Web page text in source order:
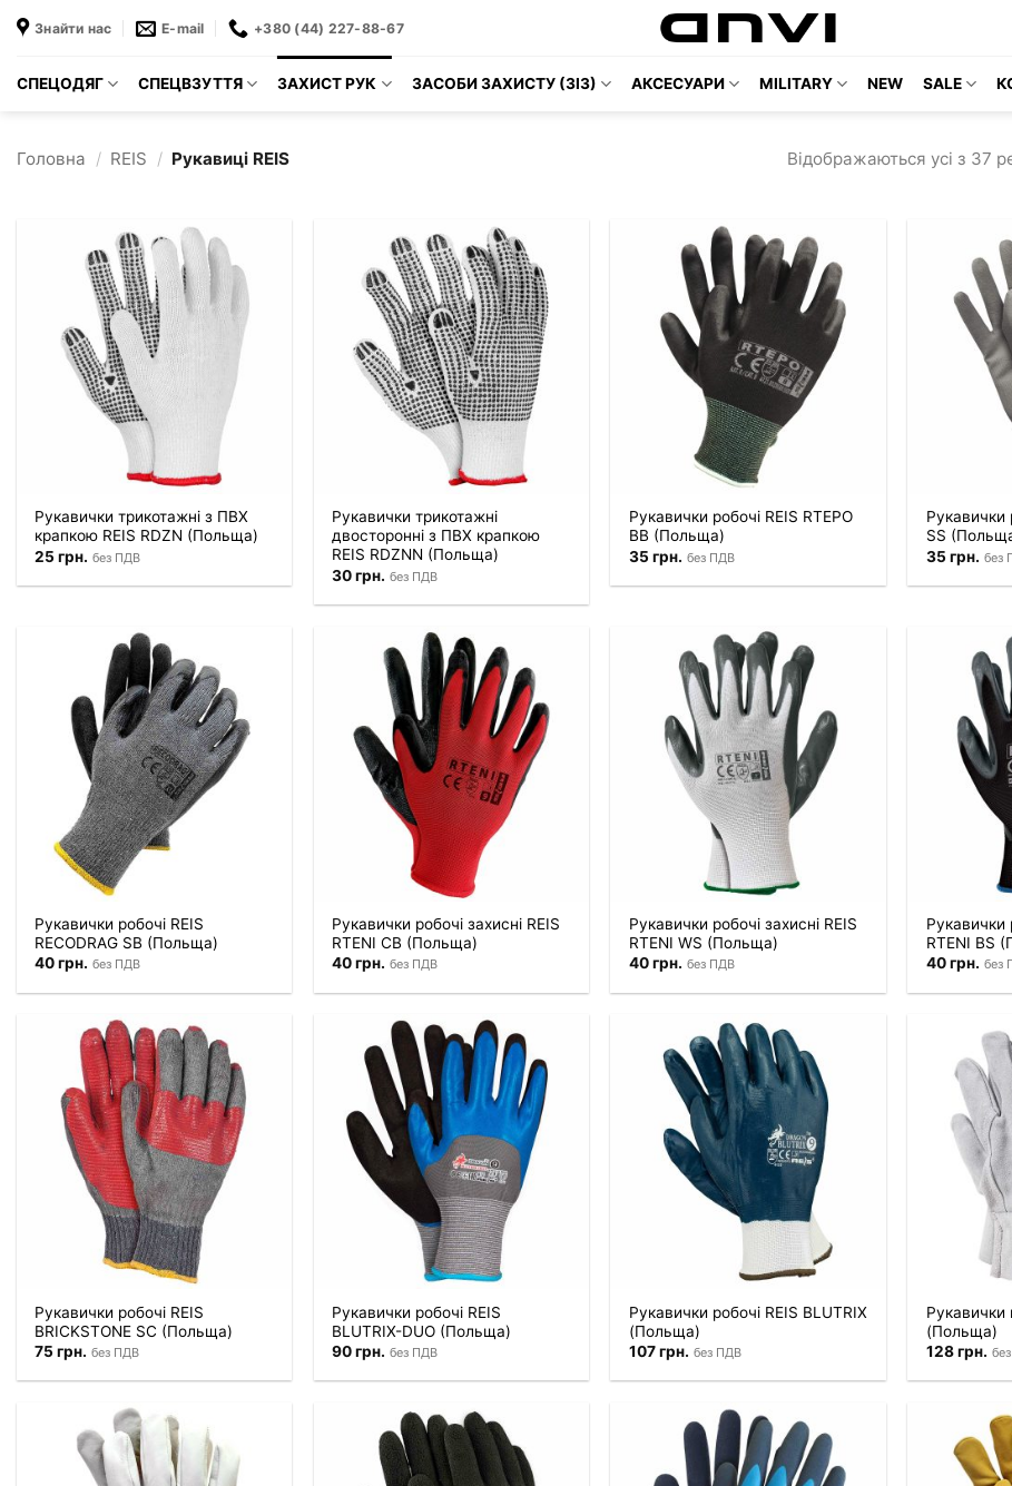
Знайти нас E-mail +380 (44) 227-88-67
СПЕЦОДЯГ СПЕЦВЗУТТЯ ЗАХИСТ РУК ЗАСОБИ ЗАХИСТУ (ЗІЗ) АКСЕСУАРИ MILITARY NEW SALE
Головна / REIS / Рукавиці REIS Відображаються усі з 37
Рукавички трикотажні з ПВХ
крапкою REIS RDZN (Польща)
25грн. без ПДВ
Рукавички трикотажні
двосторонні з ПВХ крапкою
REIS RDZNN (Польща)
30грн. без ПДВ
Рукавички робочі REIS RTEPO
BB (Польща)
35 грн. без ПДВ
Рукавички
SS
35 грн. без
Рукавички робочі REIS
RECODRAG SB (Польща)
40грн. без ПДВ
Рукавички робочі захисні REIS
RTENI CB (Польща)
40грн. без ПДВ
Рукавички робочі захисні REIS
RTENI WS (Польща)
40грн. без ПДВ
Рукавички
RTENI BS
40грн. без
Рукавички робочі REIS
BRICKSTONE SC (Польща)
75грн. без ПДВ
Рукавички робочі REIS
BLUTRIX-DUO (Польща)
90грн. без ПДВ
Рукавички робочі REIS BLUTRIX
(Польща)
107грн. без ПДВ
Рукавички
(Польща)
128грн.